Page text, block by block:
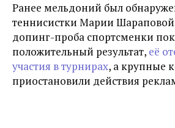
Ранее мельдоний был
теннисистки Марии
допинг-проба спортсменки
положительный результат, её
участия в турнирах, а крупные
приостановили действия